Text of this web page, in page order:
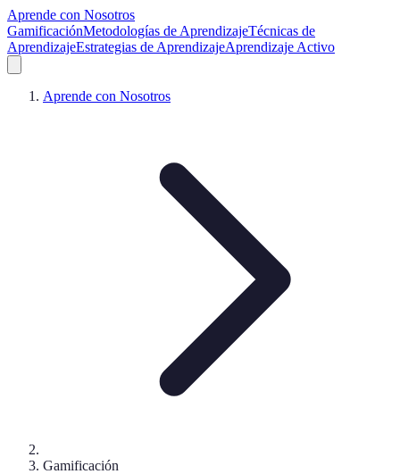
Aprende con Nosotros
GamificaciónMetodologías de AprendizajeTécnicas de
AprendizajeEstrategias de AprendizajeAprendizaje Activo
Aprende con Nosotros
Gamificación